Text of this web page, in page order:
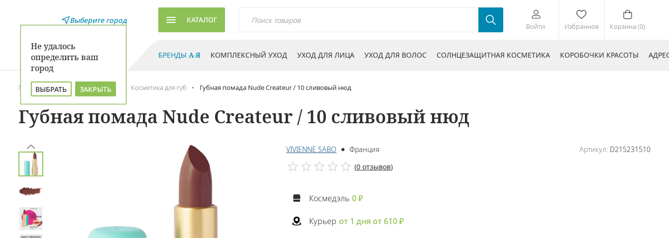
Выберите город
Не удалось
определить ваш
город
ВЫБРАТЬ ЗАКРЫТЬ
КАТАЛОГ
Войти Избранное Корзина (0)
БРЕНДЫ А-Я КОМПЛЕКСНЫЙ УХОД УХОД ДЛЯ ЛИЦА УХОД ДЛЯ ВОЛОС СОЛНЦЕЗАЩИТНАЯ КОСМЕТИКА КОРОБОЧКИ КРАСОТЫ
Главная Каталог Макияж Косметика для губ Губная помада Nude Createur / 10 сливовый нюд
Губная помада Nude Createur / 10 сливовый нюд
VIVIENNE SABO Франция Артикул: D215231510
(0 отзывов)
Космедэль 0 ₽
Курьер от 1 дня от 610 ₽